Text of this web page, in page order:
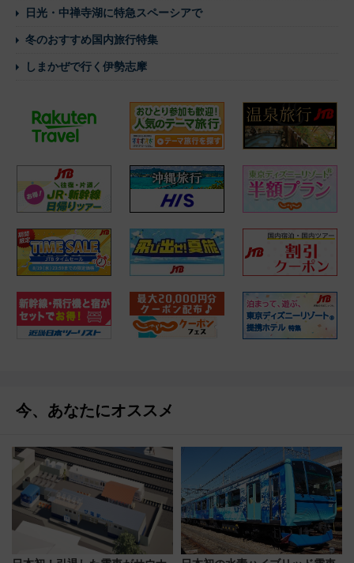
日光・中禅寺湖に特急スペーシアで
冬のおすすめ国内旅行特集
しまかぜで行く伊勢志摩
今、あなたにオススメ